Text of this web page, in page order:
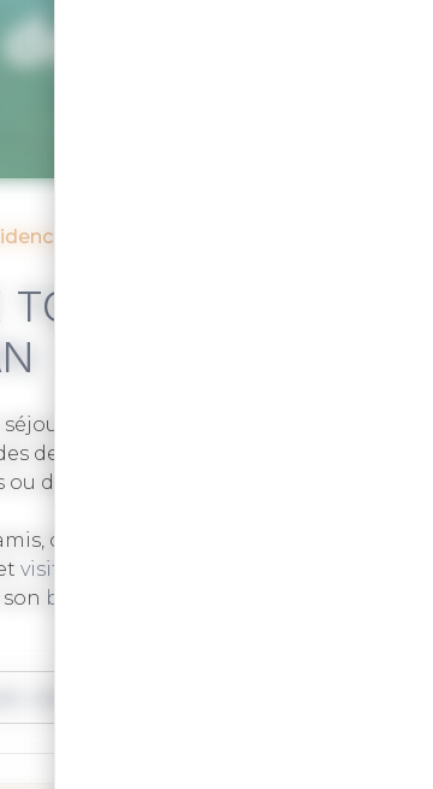
tourisme
de tourisme et Villages vacances
TOURISME ET LES
séjournez dans l’un des villages
de Lanvaux sauront vous accueillir
de maisons.
colonies de vacances, chacun
visites
proposées par les villages
bord de mer envoûtant